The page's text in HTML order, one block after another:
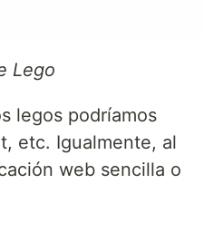
Lego
legos podríamos
etc. Igualmente, al
web sencilla o